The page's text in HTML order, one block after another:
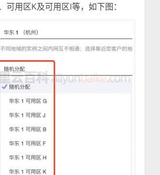
可用区K及可用区I等，如下图：